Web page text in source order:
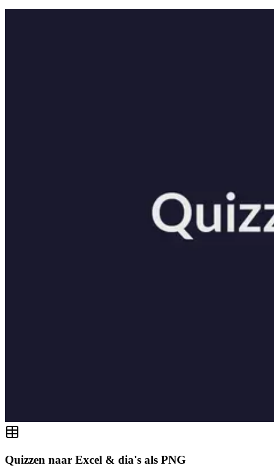
Quizzen naar Excel & dia's als PNG